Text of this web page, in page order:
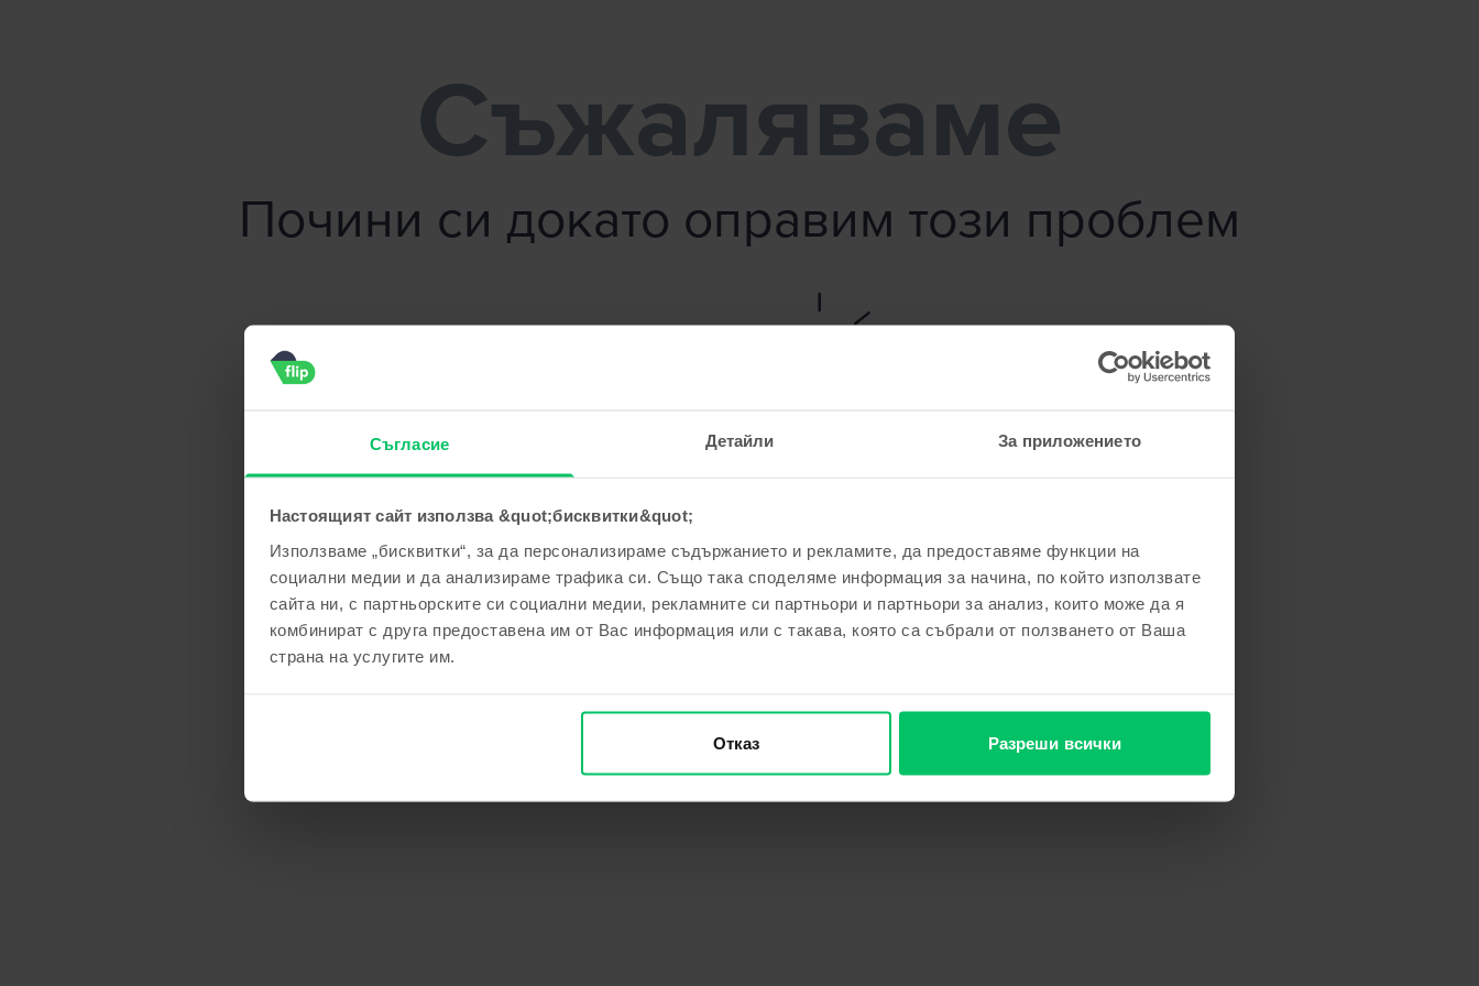
Съгласие Детайли За приложението
Настоящият сайт използва &quot;бисквитки&quot;
Използваме „бисквитки“, за да персонализираме съдържанието и рекламите, да предоставяме функции на
социални медии и да анализираме трафика си. Също така споделяме информация за начина, по който използвате
сайта ни, с партньорските си социални медии, рекламните си партньори и партньори за анализ, които може да я
комбинират с друга предоставена им от Вас информация или с такава, която са събрали от ползването от Ваша
страна на услугите им.
Отказ Разреши всички
Съжаляваме
Почини си докато оправим този проблем